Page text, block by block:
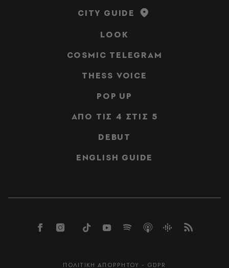
CITY GUIDE
LOOK
COSMIC TELEGRAM
THESS VOICE
POP UP
ΑΠΟ ΤΙΣ 4 ΣΤΙΣ 5
DEBUT
ENGLISH GUIDE
ΠΟΛΙΤΙΚΗ ΑΠΟΡΡΗΤΟΥ - GDPR